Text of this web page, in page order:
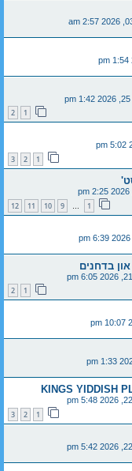
1
2
1
2
3
1
9
10
11
12
בדחנים
1
2
1
2
3